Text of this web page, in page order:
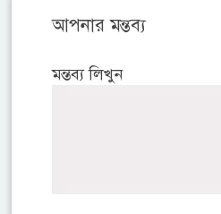
আপনার মন্তব্য
মন্তব্য লিখুন